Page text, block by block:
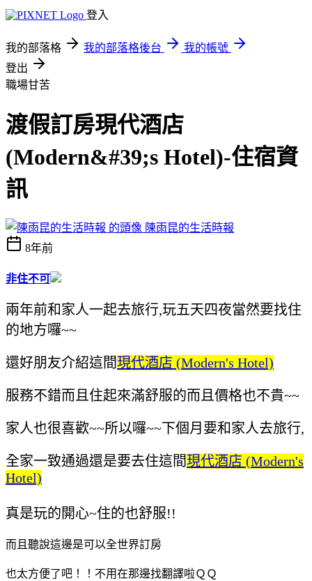
登入
我的部落格 我的部落格後台
我的帳號
登出
職場甘苦
渡假訂房現代酒店
(Modern&#39;s Hotel)-住宿資
訊
陳雨昆的生活時報
8年前
非住不可
兩年前和家人一起去旅行,玩五天四夜當然要找住
的地方囉~~
還好朋友介紹這間現代酒店 (Modern's Hotel)
服務不錯而且住起來滿舒服的而且價格也不貴~~
家人也很喜歡~~所以囉~~下個月要和家人去旅行,
全家一致通過還是要去住這間現代酒店 (Modern's
Hotel)
真是玩的開心~住的也舒服!!
而且聽說這邊是可以全世界訂房
也太方便了吧！！不用在那邊找翻譯啦ＱＱ